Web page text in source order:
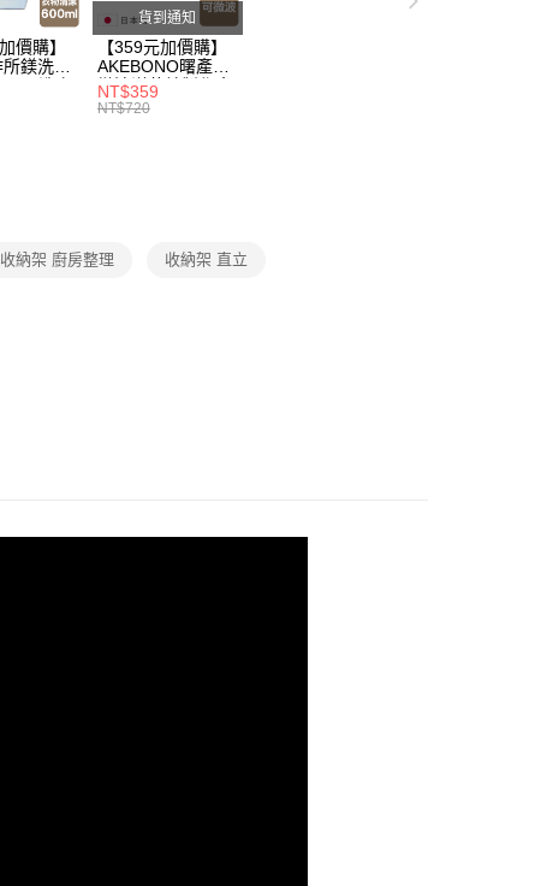
父親節 瘋殺5折up】 ▶歡慶父親節 ，全館瘋殺5折up
價購】
鎂洗衣
洗衣
洗衣用
貨到通知
【359元加價購】
AKEBONO曙產業
微波洋芋片製作盒/
料理盒/健康零食/
NT$359
NT$720
收納架 廚房整理 收納架 直立